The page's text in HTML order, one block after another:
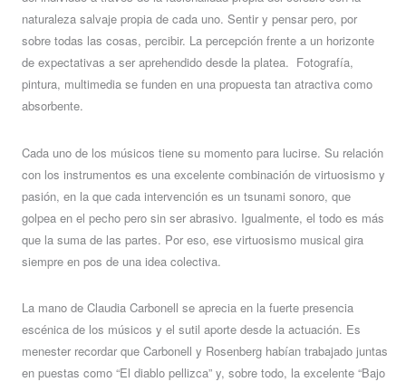
naturaleza salvaje propia de cada uno. Sentir y pensar pero, por
sobre todas las cosas, percibir. La percepción frente a un horizonte
de expectativas a ser aprehendido desde la platea. Fotografía,
pintura, multimedia se funden en una propuesta tan atractiva como
absorbente.
Cada uno de los músicos tiene su momento para lucirse. Su relación
con los instrumentos es una excelente combinación de virtuosismo y
pasión, en la que cada intervención es un tsunami sonoro, que
golpea en el pecho pero sin ser abrasivo. Igualmente, el todo es más
que la suma de las partes. Por eso, ese virtuosismo musical gira
siempre en pos de una idea colectiva.
La mano de Claudia Carbonell se aprecia en la fuerte presencia
escénica de los músicos y el sutil aporte desde la actuación. Es
menester recordar que Carbonell y Rosenberg habían trabajado juntas
en puestas como “El diablo pellizca” y, sobre todo, la excelente “Bajo